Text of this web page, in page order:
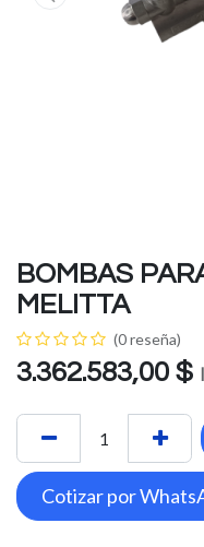
BOMBAS
MELITTA
(0 reseña)
3.362.583,00 $
Cotizar por